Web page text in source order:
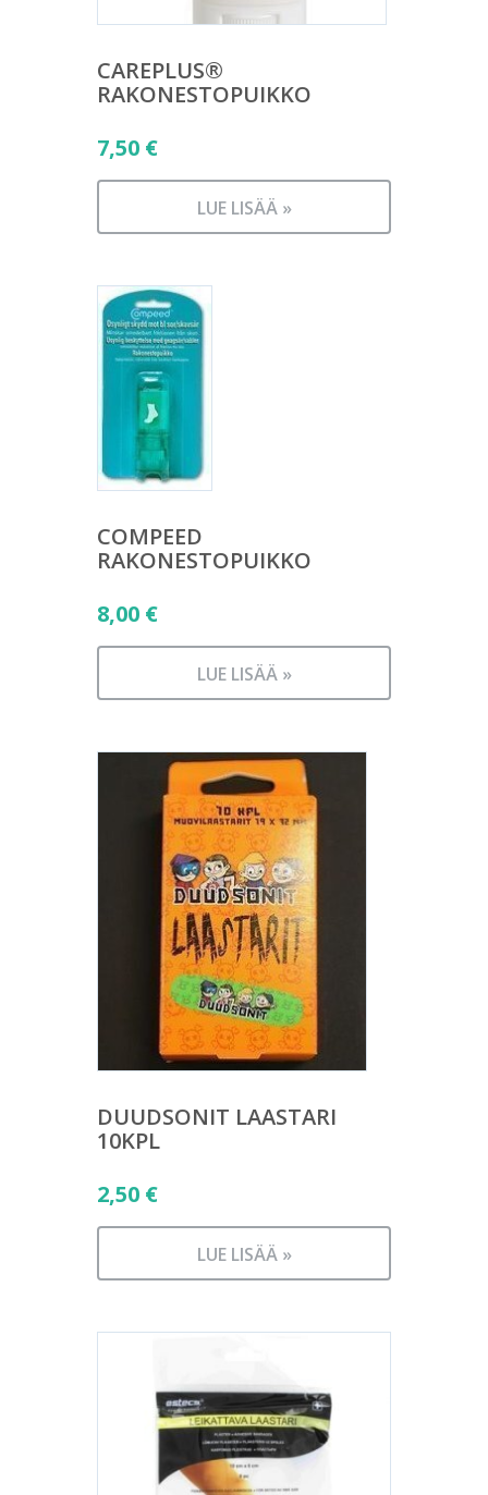
CAREPLUS®
RAKONESTOPUIKKO
7,50 €
LUE LISÄÄ »
COMPEED
RAKONESTOPUIKKO
8,00 €
LUE LISÄÄ »
DUUDSONIT LAASTARI
10KPL
2,50 €
LUE LISÄÄ »